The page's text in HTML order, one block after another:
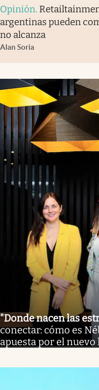
Opinión.
argentinas pueden
no alcanza
Alan Soria
"Donde nacen las
conectar: cómo es
apuesta por el